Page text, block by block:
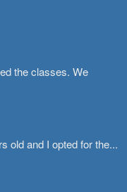
the classes. We
old and I opted for the...